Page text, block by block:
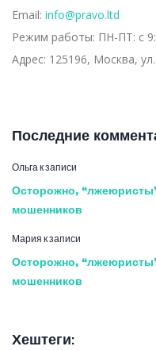
Email: info@pravo.ltd
Режим работы: ПН-ПТ: с
Адрес: 125196, Москва,
Последние
Ольга к записи
Осторожно,
мошенников
Мария к записи
Осторожно,
мошенников
Хештеги: